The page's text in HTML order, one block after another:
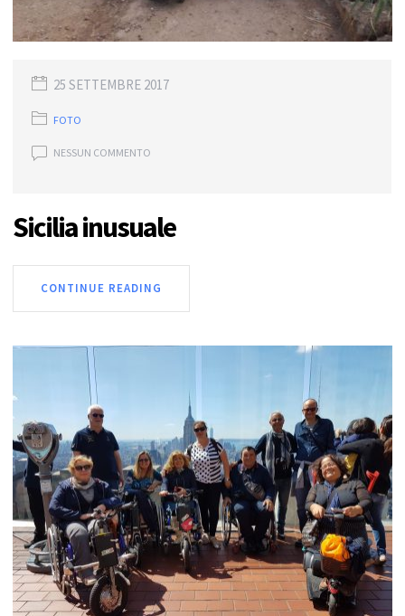
25 SETTEMBRE 2017
FOTO
NESSUN COMMENTO
Sicilia inusuale
CONTINUE READING